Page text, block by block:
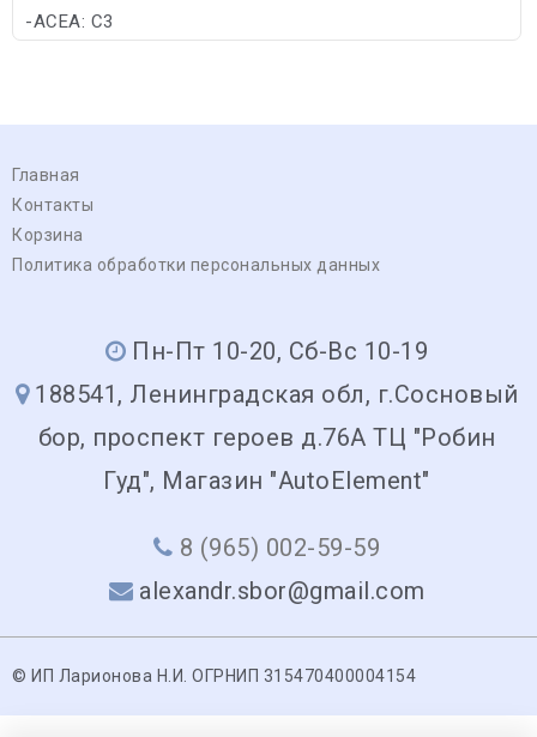
-ACEA: C3
Главная
Контакты
Корзина
Политика обработки персональных данных
Пн-Пт 10-20, Сб-Вс 10-19
188541, Ленинградская обл, г.Сосновый
бор, проспект героев д.76А ТЦ "Робин
Гуд", Магазин "AutoElement"
8 (965) 002-59-59
alexandr.sbor@gmail.com
© ИП Ларионова Н.И. ОГРНИП 315470400004154